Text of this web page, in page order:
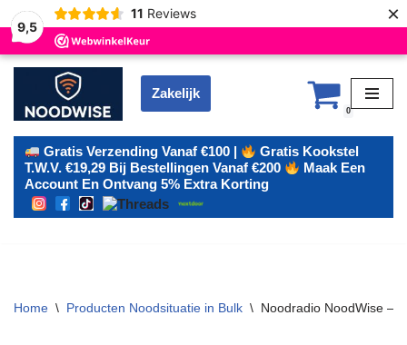
9,5
11 Reviews ×
Ga
naar
de
inhoud
Zakelijk
0
Gratis Verzending Vanaf €100 |
Gratis Kookstel
T.w.v. €19,29 Bij Bestellingen Vanaf €200
Maak Een
Account En Ontvang 5% Extra Korting
Home \ Producten Noodsituatie in Bulk \ Noodradio NoodWise –